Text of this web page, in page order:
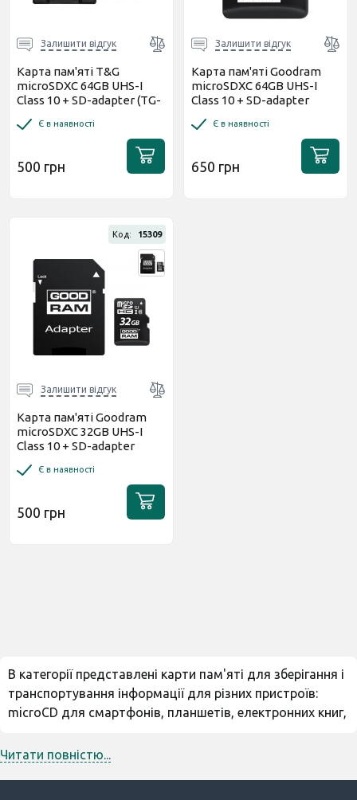
Залишити відгук
Карта пам'яті T&G
microSDXC 64GB UHS-I
Class 10 + SD-adapter (TG-
Є в наявності
500 грн
Залишити відгук
Карта пам'яті Goodram
microSDХC 64GB UHS-I
Сlass 10 + SD-adapter
Є в наявності
650 грн
Код: 15309
Залишити відгук
Карта пам'яті Goodram
microSDХC 32GB UHS-I
Сlass 10 + SD-adapter
Є в наявності
500 грн
В категорії представлені карти пам'яті для зберігання і
транспортування інформації для різних пристроїв:
microCD для смартфонів, планшетів, електронних книг,
приставок, відеокамер. При виборі потрібно
Читати повністю...